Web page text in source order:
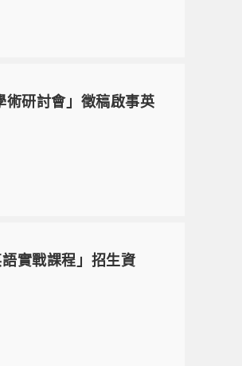
術研討會」徵稿啟事英
實戰課程」招生資